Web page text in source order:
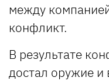
между
конфликт.
В результате
достал оружие и